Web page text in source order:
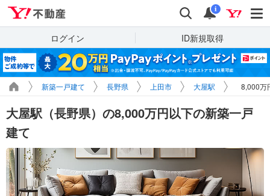
検索 通知
i
ログイン ID新規取得
新築一戸建て 長野県 上田市 大屋駅 8,000万
大屋駅（長野県）の8,000万円以下の新築一戸
建て